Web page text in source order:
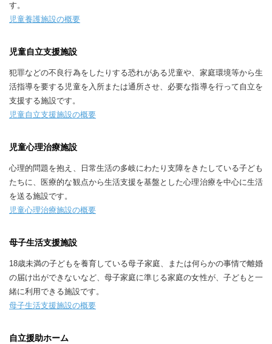
す。
児童養護施設の概要
児童自立支援施設
犯罪などの不良行為をしたりする恐れがある児童や、家庭環境等から生
活指導を要する児童を入所または通所させ、必要な指導を行って自立を
支援する施設です。
児童自立支援施設の概要
児童心理治療施設
心理的問題を抱え、日常生活の多岐にわたり支障をきたしている子ども
たちに、医療的な観点から生活支援を基盤とした心理治療を中心に生活
を送る施設です。
児童心理治療施設の概要
母子生活支援施設
18歳未満の子どもを養育している母子家庭、または何らかの事情で離婚
の届け出ができないなど、母子家庭に準じる家庭の女性が、子どもと一
緒に利用できる施設です。
母子生活支援施設の概要
自立援助ホーム